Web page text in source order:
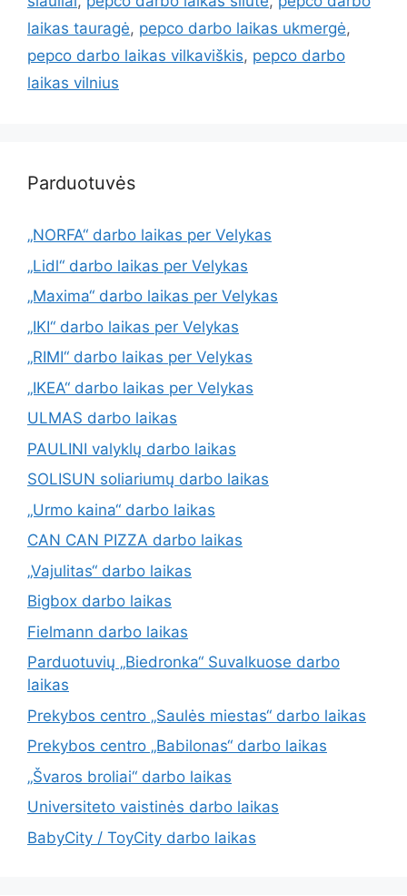
laikas tauragė, pepco darbo laikas ukmergė,
pepco darbo laikas vilkaviškis, pepco darbo
laikas vilnius
Parduotuvės
„NORFA“ darbo laikas per Velykas
„Lidl“ darbo laikas per Velykas
„Maxima“ darbo laikas per Velykas
„IKI“ darbo laikas per Velykas
„RIMI“ darbo laikas per Velykas
„IKEA“ darbo laikas per Velykas
ULMAS darbo laikas
PAULINI valyklų darbo laikas
SOLISUN soliariumų darbo laikas
„Urmo kaina“ darbo laikas
CAN CAN PIZZA darbo laikas
„Vajulitas“ darbo laikas
Bigbox darbo laikas
Fielmann darbo laikas
Parduotuvių „Biedronka“ Suvalkuose darbo
laikas
Prekybos centro „Saulės miestas“ darbo laikas
Prekybos centro „Babilonas“ darbo laikas
„Švaros broliai“ darbo laikas
Universiteto vaistinės darbo laikas
BabyCity / ToyCity darbo laikas